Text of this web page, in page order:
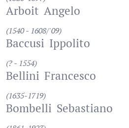
Arboit Angelo
(1540 - 1608/'09)
Baccusi Ippolito
(? - 1554)
Bellini Francesco
(1635-1719)
Bombelli Sebastiano